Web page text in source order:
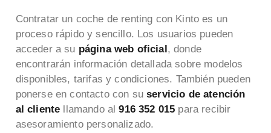
Contratar un coche de renting con Kinto es un
proceso rápido y sencillo. Los usuarios pueden
acceder a su página web oficial , donde
encontrarán información detallada sobre modelos
disponibles, tarifas y condiciones. También pueden
ponerse en contacto con suservicio de atención
al cliente llamando al916 352 015 para recibir
asesoramiento personalizado.